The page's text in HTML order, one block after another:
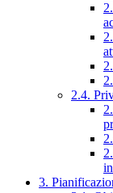
2.4.
3.